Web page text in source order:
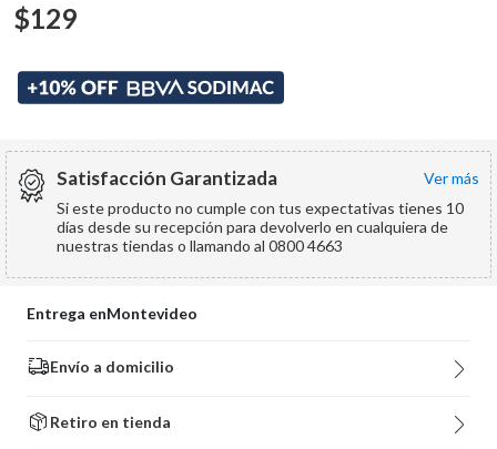
$129
Satisfacción Garantizada
ver más
Si este producto no cumple con tus expectativas tienes 10
días desde su recepción para devolverlo en cualquiera de
nuestras tiendas o llamando al 0800 4663
Entrega enMontevideo
Envío a domicilio
Retiro en tienda